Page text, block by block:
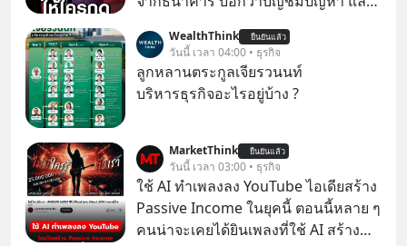
บาท Panasonic ตัดสินใจหักดิบ ทิ้ง
ตลาดเครื่องใช้ไฟฟ้าที่สู้ B2C ไม่ไหว
แล้วหันไปเดิมพันครั้งใหญ่กับ Tesla
และ Software Solutions จนวันนี้พวก
อุตสาหกรรม EV โลกไปแล้ว… พวกเขา
ทำได้อย่างไร เลือกฟังกันได้เลยนะครับ
อย่าลืมกด Follow ติดตาม PodCast
ช่อง Geek Forever’s Podcast ของผม
กันด้วยนะครับ 🎧 ฟังผ่าน Spotify :
ทันที มาฟัง “ป้าเก๋าเล่ากลโกง” เพื่อรู้ทัน
มุกหลอกลวงในคราบความน่าเชื่อถือ
กันค่ะ #แก้เกมกลโกง #ป้าเก๋าเล่ากล
โกง #LivesSustainably #อยู่อย่าง
#FraudEducation #FinancialLiteracy
#DigitalBankWithHumanTouch
WealthThink ยืนยันแล้ว
วันนี้ เวลา 04:00 • ธุรกิจ
ลูกหลานตระกูลเจียรวนนท์
บริหารธุรกิจอะไรอยู่บ้าง ?
MarketThink ยืนยันแล้ว
วันนี้ เวลา 03:00 • ธุรกิจ
ใช้ AI ทำเพลงลง YouTube ไอเดียสร้าง
Passive Income ในยุคนี้ ตอนนี้หลาย ๆ
คนน่าจะเคยได้ยินเพลงที่ใช้ AI สร้าง